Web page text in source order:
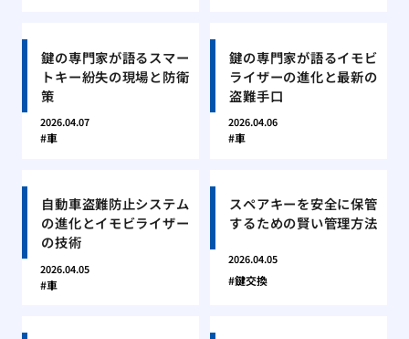
鍵の専門家が語るスマー
トキー紛失の現場と防衛
策
2026.04.07
車
鍵の専門家が語るイモビ
ライザーの進化と最新の
盗難手口
2026.04.06
車
自動車盗難防止システム
の進化とイモビライザー
の技術
2026.04.05
車
スペアキーを安全に保管
するための賢い管理方法
2026.04.05
鍵交換